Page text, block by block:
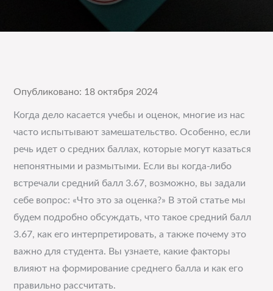
Опубликовано: 18 октября 2024
Когда дело касается учебы и оценок, многие из нас
часто испытывают замешательство. Особенно, если
речь идет о средних баллах, которые могут казаться
непонятными и размытыми. Если вы когда-либо
встречали средний балл 3.67, возможно, вы задали
себе вопрос: «Что это за оценка?» В этой статье мы
будем подробно обсуждать, что такое средний балл
3.67, как его интерпретировать, а также почему это
важно для студента. Вы узнаете, какие факторы
влияют на формирование среднего балла и как его
правильно рассчитать.